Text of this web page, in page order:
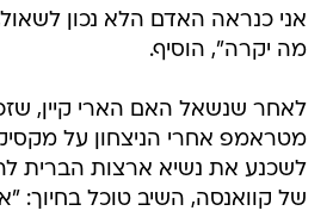
אני כנראה האדם הלא נכון
מה יקרה", הוסיף.
לאחר שנשאל האם הארי קיין,
מטראמפ אחרי הניצחון על
לשכנע את נשיא ארצות הברית
של קוואנסה, השיב טוכל בחיוך: